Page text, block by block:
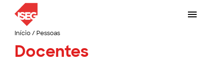
Início/ Pessoas
Docentes